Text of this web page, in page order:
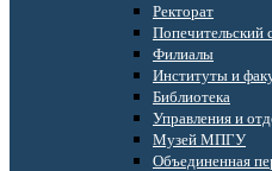
Ректорат
Филиалы
Институты и
Библиотека
Управления и
Музей МПГУ
Объединенная